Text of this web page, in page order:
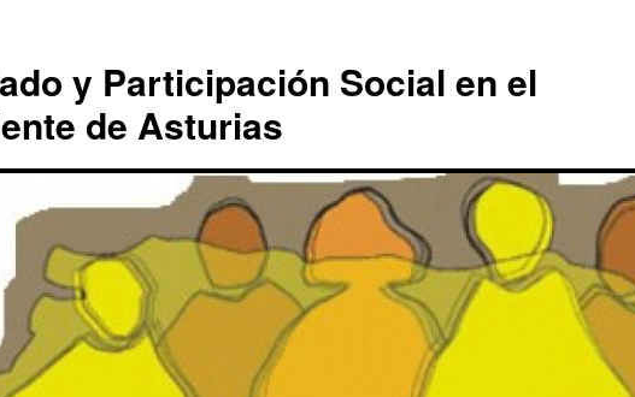
y Participación Social en el
de Asturias